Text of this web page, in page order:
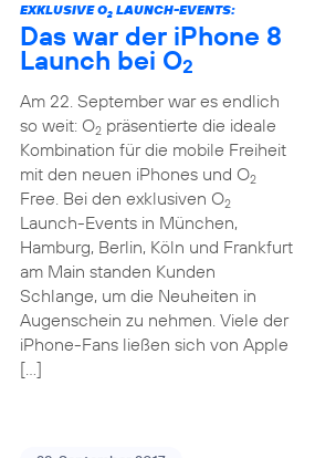
EXKLUSIVE O2LAUNCH-EVENTS:
Das war der iPhone 8
Launch bei O2
Am 22. September war es endlich
so weit: O2präsentierte die ideale
Kombination für die mobile Freiheit
mit den neuen iPhones und O2
Free. Bei den exklusiven O2
Launch-Events in München,
Hamburg, Berlin, Köln und Frankfurt
am Main standen Kunden
Schlange, um die Neuheiten in
Augenschein zu nehmen. Viele der
iPhone-Fans ließen sich von Apple
[…]